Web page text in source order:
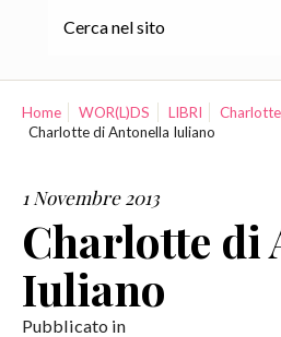
WOR(L)DS
Home WOR(L)DS LIBRI
Charlotte di Antonella Iuliano
1 Novembre 2013
Charlotte di
Iuliano
Pubblicato in